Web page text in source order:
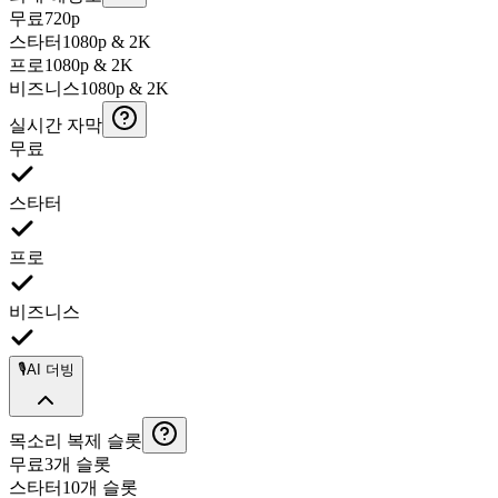
무료720p
스타터 1080p & 2K
프로1080p & 2K
비즈니스1080p & 2K
실시간 자막
무료
스타터
프로
비즈니스
🎙️AI 더빙
목소리 복제 슬롯
무료3개 슬롯
스타터 10개 슬롯